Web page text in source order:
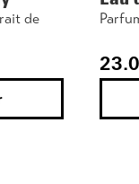
de